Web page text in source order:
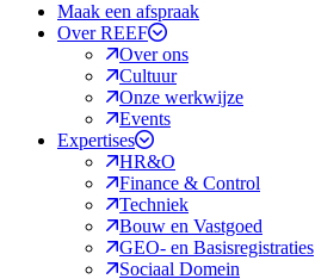
Maak een afspraak
Over REEF
Over ons
Cultuur
Onze werkwijze
Events
Expertises
HR&O
Finance & Control
Techniek
Bouw en Vastgoed
GEO- en Basisregistraties
Sociaal Domein